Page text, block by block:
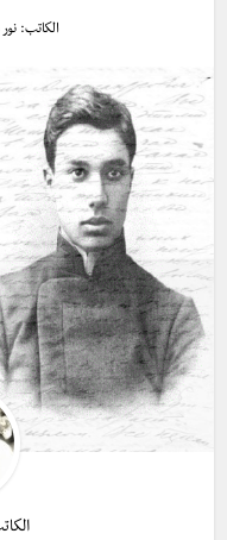
الكاتب: